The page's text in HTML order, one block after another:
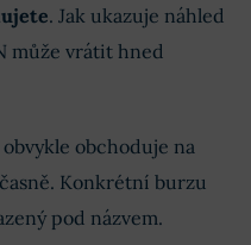
. Jak ukazuje náhled
může vrátit hned
obchoduje na
Konkrétní burzu
pod názvem.